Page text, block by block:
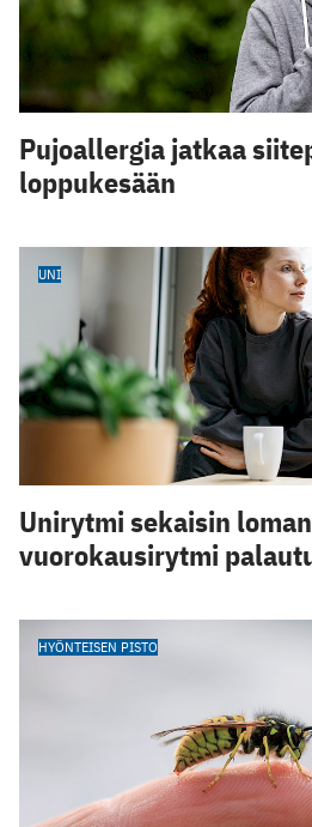
Pujoallergia jatkaa
loppukesään
UNI
Unirytmi sekaisin
vuorokausirytmi
HYÖNTEISEN PISTO